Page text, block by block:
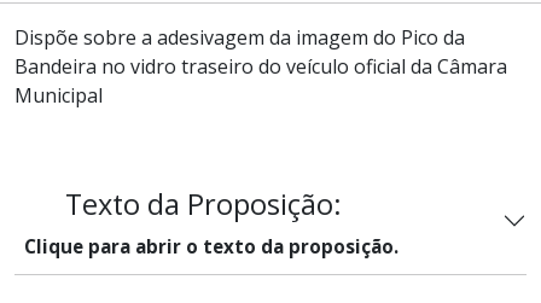
Dispõe sobre a adesivagem da imagem do Pico da
Bandeira no vidro traseiro do veículo oficial da Câmara
Municipal
Texto da Proposição:
Clique para abrir o texto da proposição.